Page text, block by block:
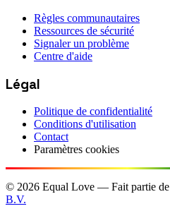
Règles communautaires
Ressources de sécurité
Signaler un problème
Centre d'aide
Légal
Politique de confidentialité
Conditions d'utilisation
Contact
Paramètres cookies
© 2026 Equal Love — Fait partie de
B.V.